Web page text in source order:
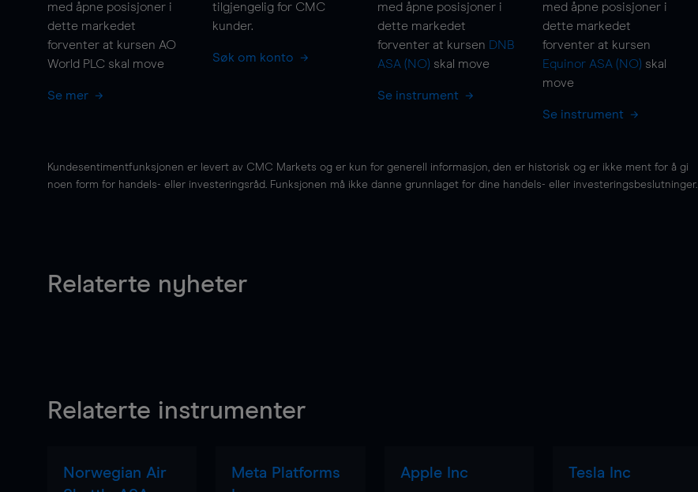
med åpne posisjoner i
dette markedet
forventer at kursen AO
World PLC skal move
Se mer
tilgjengelig for CMC
kunder.
Søk om konto
med åpne posisjoner i
dette markedet
forventer at kursen DNB
ASA (NO) skal move
Se instrument
med åpne posisjoner i
dette markedet
forventer at kursen
Equinor ASA (NO) skal
move
Se instrument
Kundesentimentfunksjonen er levert av CMC Markets og er kun for generell informasjon, den er historisk og er ikke ment for å gi
noen form for handels- eller investeringsråd. Funksjonen må ikke danne grunnlaget for dine handels- eller investeringsbeslutninger.
Relaterte nyheter
Relaterte instrumenter
Norwegian Air
Meta Platforms
Apple Inc Tesla Inc